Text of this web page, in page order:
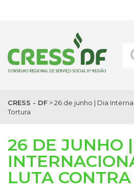
CRESS - DF >26 de junho | Dia
Tortura
26 DE JUNHO
LUTA